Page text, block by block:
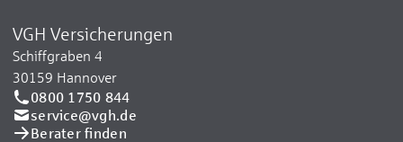
VGH Versicherungen
Schiffgraben 4
30159 Hannover
0800 1750 844
service@vgh.de
Berater finden